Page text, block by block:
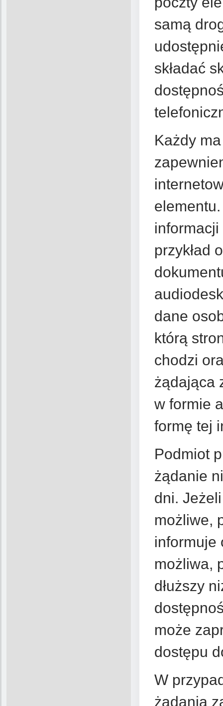
samą
składać
Każdy
przykład
dane
którą
chodzi
żądająca
w formie
formę tej
Podmiot
żądanie
dni.
możliwe,
informuje
możliwa,
dłuższy
może
dostępu
W
żądania